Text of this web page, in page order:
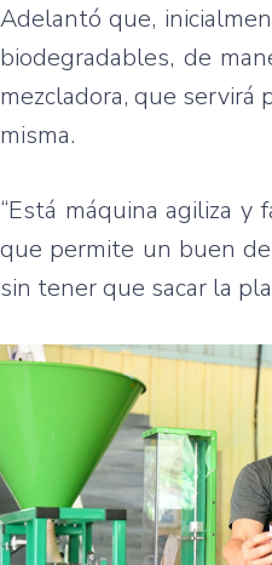
Adelantó que,
biodegradables, de
mezcladora, que servirá
misma.
“Está máquina agiliza
que permite un buen
sin tener que sacar la